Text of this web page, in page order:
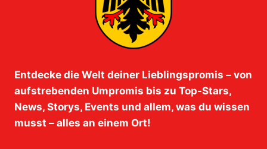
Entdecke die Welt deiner Lieblingspromis – von
aufstrebenden Umpromis bis zu Top-Stars,
News, Storys, Events und allem, was du wissen
musst – alles an einem Ort!